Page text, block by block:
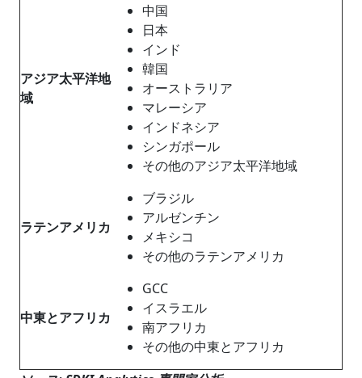
アジア太平洋地
域
中国
日本
インド
韓国
オーストラリア
マレーシア
インドネシア
シンガポール
その他のアジア太平洋地域
ラテンアメリカ
ブラジル
アルゼンチン
メキシコ
その他のラテンアメリカ
中東とアフリカ
GCC
イスラエル
南アフリカ
その他の中東とアフリカ